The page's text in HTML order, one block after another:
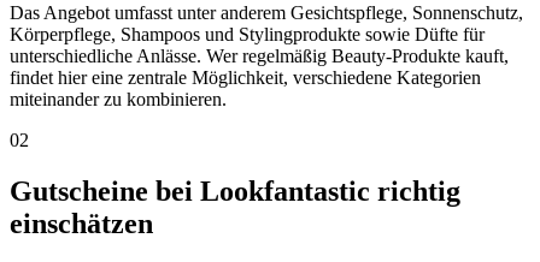
Das Angebot umfasst unter anderem Gesichtspflege, Sonnenschutz,
Körperpflege, Shampoos und Stylingprodukte sowie Düfte für
unterschiedliche Anlässe. Wer regelmäßig Beauty-Produkte kauft,
findet hier eine zentrale Möglichkeit, verschiedene Kategorien
miteinander zu kombinieren.
02
Gutscheine bei Lookfantastic richtig
einschätzen